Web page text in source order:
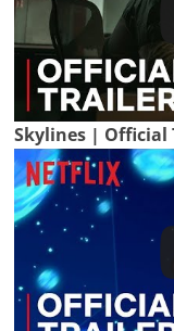
Skylines |